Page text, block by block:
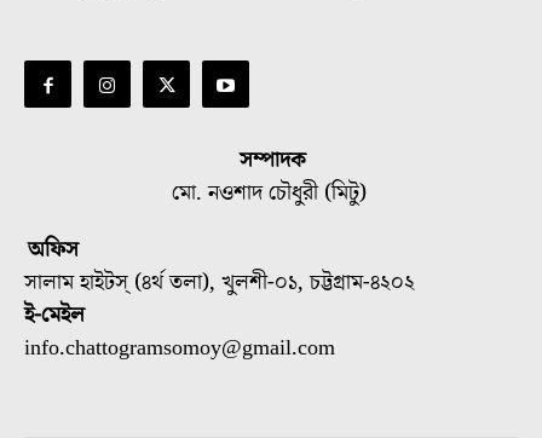
সম্পাদক
মো. নওশাদ চৌধুরী (মিটু)
অফিস
সালাম হাইটস্ (৪র্থ তলা), খুলশী-০১, চট্টগ্রাম-৪২০২
ই-মেইল
info.chattogramsomoy@gmail.com